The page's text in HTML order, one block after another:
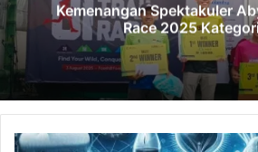
Kemenangan Spektakuler
Race 2025
K